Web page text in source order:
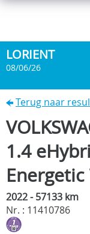
LORIENT
08/06/26
Terug naar
1.4
Energetic
2022 - 57133 km
Nr. : 11410786